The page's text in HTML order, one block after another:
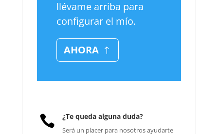
llévame arriba para
configurar el mío.
AHORA
 ¿Te queda alguna duda?
Será un placer para nosotros ayudarte